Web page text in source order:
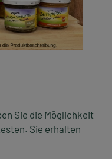
Sie die Möglichkeit
Sie erhalten